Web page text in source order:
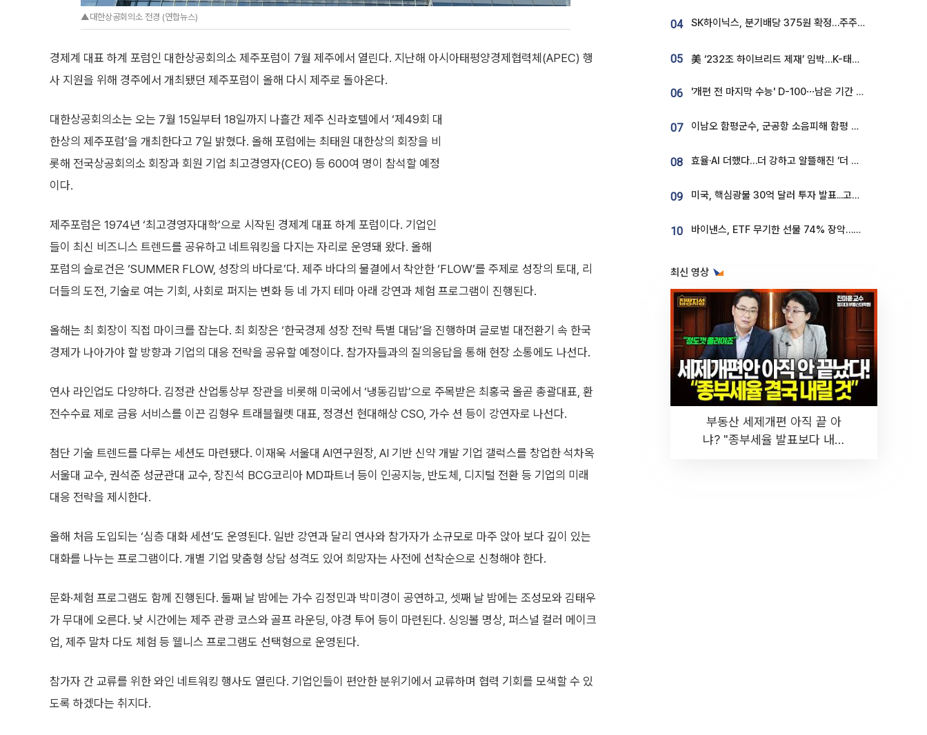
▲대한상공회의소 전경 (연합뉴스)
경제계 대표 하계 포럼인 대한상공회의소 제주포럼이 7월 제주에서 열린다. 지난해 아시아태평양경제협력체(APEC) 행
사 지원을 위해 경주에서 개최됐던 제주포럼이 올해 다시 제주로 돌아온다.
대한상공회의소는 오는 7월 15일부터 18일까지 나흘간 제주 신라호텔에서 ‘제49회 대
한상의 제주포럼’을 개최한다고 7일 밝혔다. 올해 포럼에는 최태원 대한상의 회장을 비
롯해 전국상공회의소 회장과 회원 기업 최고경영자(CEO) 등 600여 명이 참석할 예정
이다.
제주포럼은 1974년 ‘최고경영자대학’으로 시작된 경제계 대표 하계 포럼이다. 기업인
들이 최신 비즈니스 트렌드를 공유하고 네트워킹을 다지는 자리로 운영돼 왔다. 올해
포럼의 슬로건은 ‘SUMMER FLOW, 성장의 바다로’다. 제주 바다의 물결에서 착안한 ‘FLOW’를 주제로 성장의 토대, 리
더들의 도전, 기술로 여는 기회, 사회로 퍼지는 변화 등 네 가지 테마 아래 강연과 체험 프로그램이 진행된다.
올해는 최 회장이 직접 마이크를 잡는다. 최 회장은 ‘한국경제 성장 전략 특별 대담’을 진행하며 글로벌 대전환기 속 한국
경제가 나아가야 할 방향과 기업의 대응 전략을 공유할 예정이다. 참가자들과의 질의응답을 통해 현장 소통에도 나선다.
연사 라인업도 다양하다. 김정관 산업통상부 장관을 비롯해 미국에서 ‘냉동김밥’으로 주목받은 최홍국 올곧 총괄대표, 환
전수수료 제로 금융 서비스를 이끈 김형우 트래블월렛 대표, 정경선 현대해상 CSO, 가수 션 등이 강연자로 나선다.
첨단 기술 트렌드를 다루는 세션도 마련됐다. 이재욱 서울대 AI연구원장, AI 기반 신약 개발 기업 갤럭스를 창업한 석차옥
서울대 교수, 권석준 성균관대 교수, 장진석 BCG코리아 MD파트너 등이 인공지능, 반도체, 디지털 전환 등 기업의 미래
대응 전략을 제시한다.
올해 처음 도입되는 ‘심층 대화 세션’도 운영된다. 일반 강연과 달리 연사와 참가자가 소규모로 마주 앉아 보다 깊이 있는
대화를 나누는 프로그램이다. 개별 기업 맞춤형 상담 성격도 있어 희망자는 사전에 선착순으로 신청해야 한다.
문화·체험 프로그램도 함께 진행된다. 둘째 날 밤에는 가수 김정민과 박미경이 공연하고, 셋째 날 밤에는 조성모와 김태우
가 무대에 오른다. 낮 시간에는 제주 관광 코스와 골프 라운딩, 야경 투어 등이 마련된다. 싱잉볼 명상, 퍼스널 컬러 메이크
업, 제주 말차 다도 체험 등 웰니스 프로그램도 선택형으로 운영된다.
참가자 간 교류를 위한 와인 네트워킹 행사도 열린다. 기업인들이 편안한 분위기에서 교류하며 협력 기회를 모색할 수 있
도록 하겠다는 취지다.
04 SK하이닉스, 분기배당 375원 확정…주주환원책 9월로 앞당겨 발표
05 美 ‘232조 하이브리드 제재’ 임박…K-태양광, 불확실성 털고 날개 다나
06 '개편 전 마지막 수능' D-100⋯남은 기간 성적 올릴 전략은
07 이남오 함평군수, 군공항 소음피해 함평 보상 요구
08 효율·AI 더했다…더 강하고 알뜰해진 ‘더 뉴 그랜저 하이브리드’ [ET의 모빌리티]
09 미국, 핵심광물 30억 달러 투자 발표...고려아연 대미투자 언급
10 바이낸스, ETF 무기한 선물 74% 장악…한국 레버리지 ETF 거래 급증 [e가상자산]
최신 영상
부동산 세제개편 아직 끝 아
냐? "종부세율 발표보다 내릴